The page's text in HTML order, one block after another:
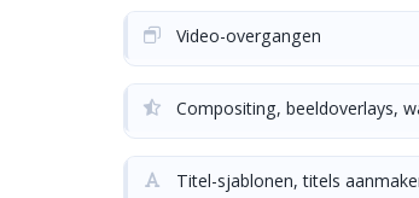
Video-overgangen
Compositing, beeldoverlays,
Titel-sjablonen, titels